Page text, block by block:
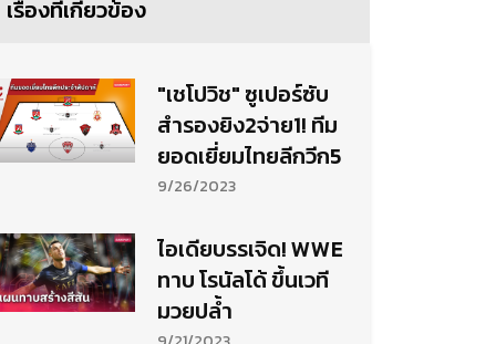
เรื่องที่เกี่ยวข้อง
"เชโปวิช" ซูเปอร์ซับ
สำรองยิง2จ่าย1! ทีม
ยอดเยี่ยมไทยลีกวีก5
9/26/2023
ไอเดียบรรเจิด! WWE
ทาบ โรนัลโด้ ขึ้นเวที
มวยปล้ำ